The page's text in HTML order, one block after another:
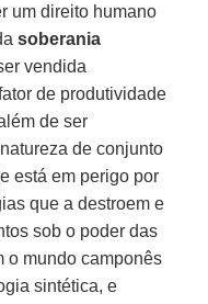
um direito humano
soberania
vendida
de produtividade
de ser
natureza de conjunto
está em perigo por
que a destroem e
sob o poder das
o mundo camponês
sintética, e